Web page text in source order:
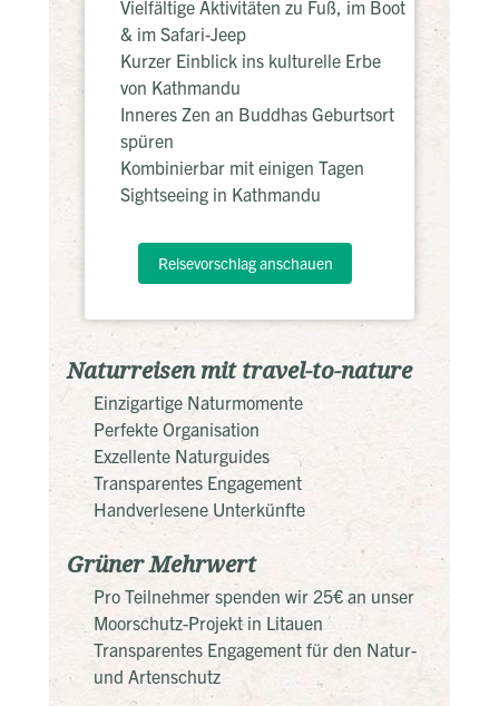
Naturreisen mit travel-to-nature
Einzigartige Naturmomente
Perfekte Organisation
Exzellente Naturguides
Transparentes Engagement
Handverlesene Unterkünfte
Grüner Mehrwert
Pro Teilnehmer spenden wir 25€ an unser
Moorschutz-Projekt in Litauen
Transparentes Engagement für den Natur-
und Artenschutz
Vielfältige Aktivitäten zu Fuß, im Boot
& im Safari-Jeep
Kurzer Einblick ins kulturelle Erbe
von Kathmandu
Inneres Zen an Buddhas Geburtsort
spüren
Kombinierbar mit einigen Tagen
Sightseeing in Kathmandu
Reisevorschlag anschauen